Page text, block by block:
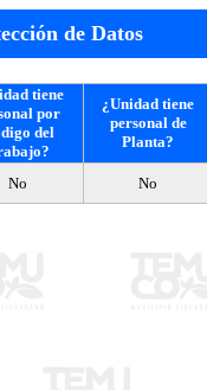
de Datos
tiene
por
del
¿Unidad tiene
personal de
Planta?
No No